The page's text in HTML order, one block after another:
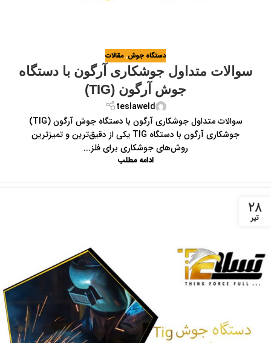
دستگاه جوش,مقالات
سوالات متداول جوشکاری آرگون با دستگاه
جوش آرگون (TIG)
teslaweld
سوالات متداول جوشکاری آرگون با دستگاه جوش آرگون (TIG)
جوشکاری آرگون با دستگاه TIG یکی از دقیق‌ترین و تمیزترین
روش‌های جوشکاری برای فلز...
ادامه مطلب
۲۸
تیر